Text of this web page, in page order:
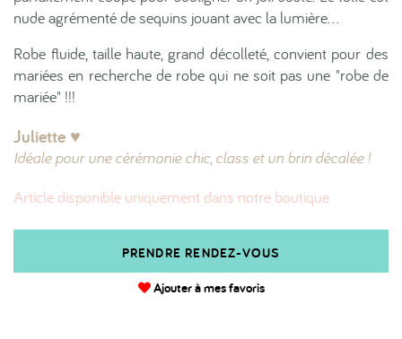
nude agrémenté de sequins jouant avec la lumière...
Robe fluide, taille haute, grand décolleté, convient pour des
mariées en recherche de robe qui ne soit pas une "robe de
mariée" !!!
Juliette ♥︎
Idéale pour une cérémonie chic, class et un brin décalée !
Article disponible uniquement dans notre boutique
PRENDRE RENDEZ-VOUS
Ajouter à mes favoris